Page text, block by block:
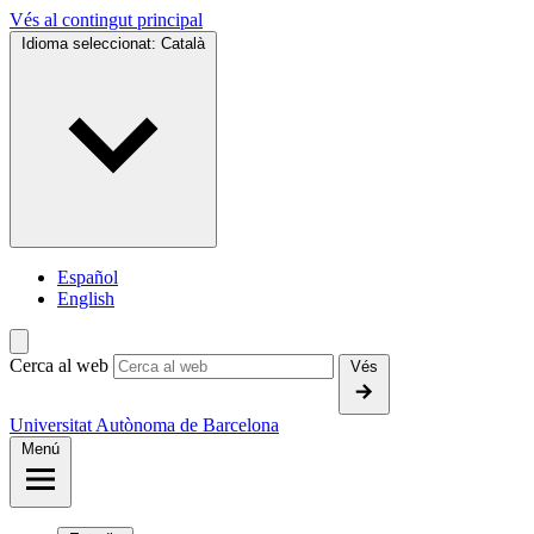
Vés al contingut principal
Idioma seleccionat: Català
Español
English
Cerca al web Vés
Universitat Autònoma de Barcelona
Menú